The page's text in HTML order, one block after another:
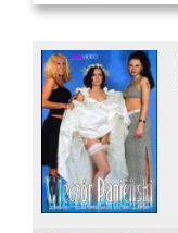
Office Slut Gangbang